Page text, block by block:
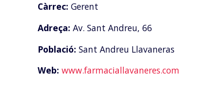
Càrrec: Gerent
Adreça: Av. Sant Andreu, 66
Població: Sant Andreu Llavaneras
Web: www.farmaciallavaneres.com